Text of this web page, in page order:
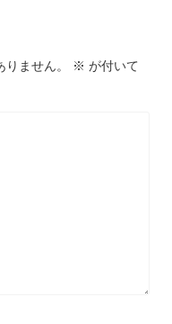
ません。 ※ が付いて